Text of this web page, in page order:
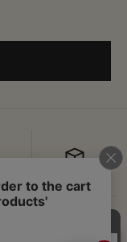
お問い合わせ